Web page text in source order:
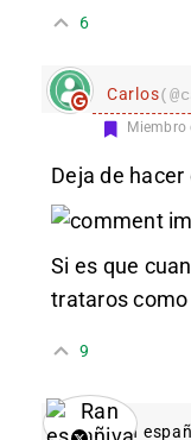
6
Carlos
Miembro
Deja de hacer
Si es que
trataros
9
Ran